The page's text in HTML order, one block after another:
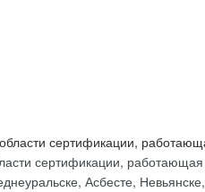
сертификации,
Асбесте,